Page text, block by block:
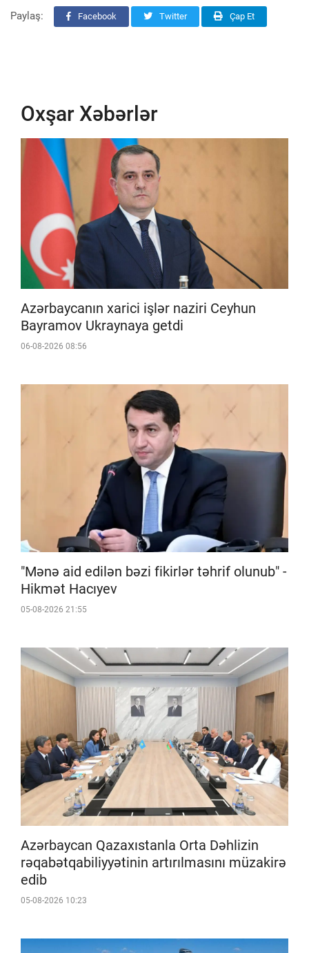
Paylaş: Facebook Twitter Çap Et
Oxşar Xəbərlər
Azərbaycanın xarici işlər naziri Ceyhun
Bayramov Ukraynaya getdi
06-08-2026 08:56
"Mənə aid edilən bəzi fikirlər təhrif olunub" -
Hikmət Hacıyev
05-08-2026 21:55
Azərbaycan Qazaxıstanla Orta Dəhlizin
rəqabətqabiliyyətinin artırılmasını müzakirə
edib
05-08-2026 10:23